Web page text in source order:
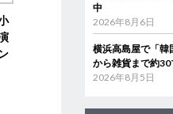
中
2026年8月6日
横浜高島屋で「
から雑貨まで約
2026年8月5日